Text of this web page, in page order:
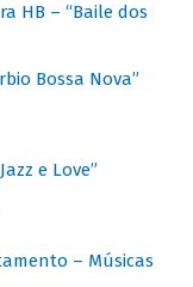
HB – “Baile dos
Bossa Nova”
e Love”
– Músicas